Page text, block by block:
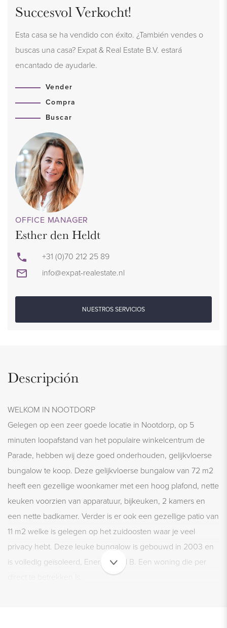
Succesvol Verkocht!
Esta casa se ha vendido con éxito. ¿También vendes o
buscas una casa? Expat & Real Estate B.V. estará
encantado de ayudarle.
Vender
Compra
Buscar
OFFICE MANAGER
Esther den Heldt
+31 (0)70 212 25 89
info@expat-realestate.nl
NUESTROS SERVICIOS
Descripción
WELKOM IN NOOTDORP
Gelegen op een zeer goede locatie in Nootdorp, op 5
minuten loopafstand van het populaire winkelcentrum de
Parade, hebben wij deze goed onderhouden, gelijkvloerse
bungalow te koop. Deze gelijkvloerse bungalow van 72 m2
heeft een gezellige woonkamer met een hoog plafond, nette
keuken voorzien van apparatuur, bijkeuken, 2 kamers en
een nette badkamer. Verder is er ook een gezellige patio van
11 m2 welke is gelegen op het zuidoosten waar je veel
privacy hebt. Deze leuke bungalow is gebouwd in 2003 en
is volledig geïsoleerd, Energielabel B. Een woning die per